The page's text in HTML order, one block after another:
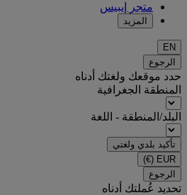
متجر إيبيس
المزيد
EN
الرجوع
حدد موقعك ولغتك أدناه
المنطقة الجغرافية
البلد/المنطقة - اللغة
تأكيد بلدي ولغتي
EUR
(€)
الرجوع
تحديد عُملتك أدناه